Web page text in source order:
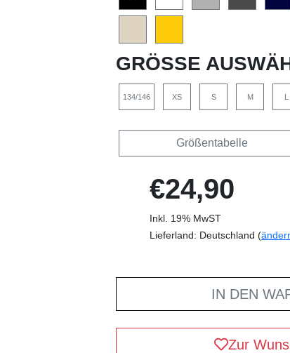
GRÖSSE
134/146 XS S M L
Größentabelle
€24,90
Inkl. 19% MwST
Lieferland: Deutschland (
IN DEN
Zur